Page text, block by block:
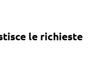
le richieste